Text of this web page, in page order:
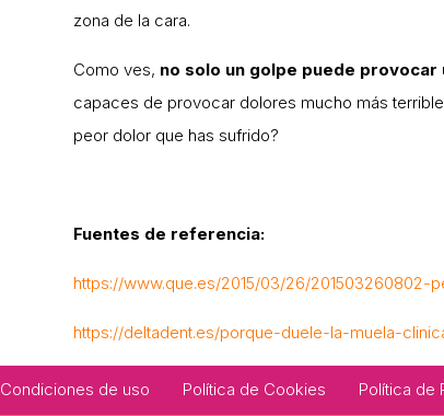
zona de la cara.
Como ves, no solo un golpe puede
capaces de provocar dolores mucho más
peor dolor que has sufrido?
Fuentes de referencia:
https://www.que.es/2015/03/26/201503260802-
https://deltadent.es/porque-duele-la-muela-
Condiciones de uso Política de Cookies Política de